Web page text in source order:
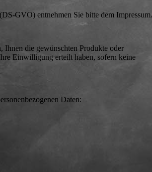
GVO) entnehmen Sie bitte dem Impressum.
Ihnen die gewünschten Produkte oder
Einwilligung erteilt haben, sofern keine
Daten: